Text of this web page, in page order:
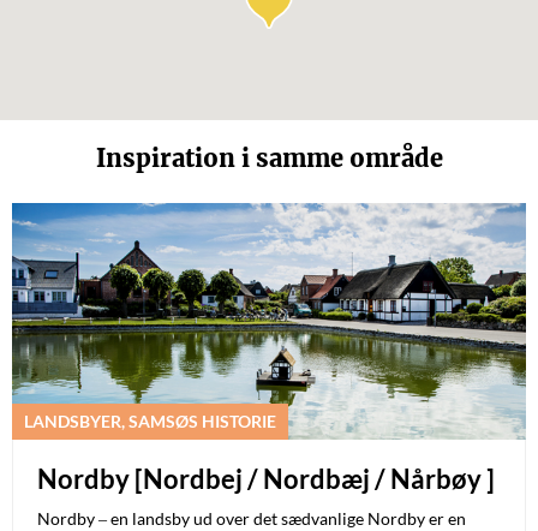
Inspiration i samme område
LANDSBYER, SAMSØS HISTORIE
Nordby [Nordbej / Nordbæj / Nårbøy ]
Nordby – en landsby ud over det sædvanlige Nordby er en